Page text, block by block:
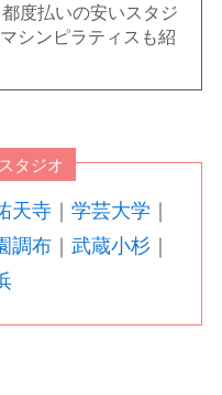
度払いの安いスタジ
シンピラティスも紹
タジオ
天寺 ｜学芸大学
調布 ｜武蔵小杉